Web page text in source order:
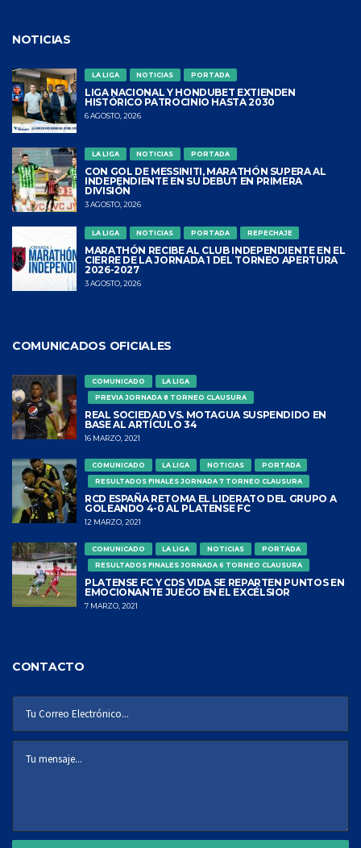
NOTICIAS
LA LIGA NOTICIAS PORTADA
LIGA NACIONAL Y HONDUBET EXTIENDEN
HISTÓRICO PATROCINIO HASTA 2030
6 AGOSTO, 2026
LA LIGA NOTICIAS PORTADA
CON GOL DE MESSINITI, MARATHÓN SUPERA AL
INDEPENDIENTE EN SU DEBUT EN PRIMERA
DIVISIÓN
3 AGOSTO, 2026
LA LIGA NOTICIAS PORTADA REPECHAJE
MARATHÓN RECIBE AL CLUB INDEPENDIENTE EN EL
CIERRE DE LA JORNADA 1 DEL TORNEO APERTURA
2026-2027
3 AGOSTO, 2026
COMUNICADOS OFICIALES
COMUNICADO
LA LIGA
PREVIA JORNADA 8 TORNEO CLAUSURA
REAL SOCIEDAD VS. MOTAGUA SUSPENDIDO EN
BASE AL ARTÍCULO 34
16 MARZO, 2021
COMUNICADO LA LIGA NOTICIAS
PORTADA
RESULTADOS FINALES JORNADA 7 TORNEO CLAUSURA
RCD ESPAÑA RETOMA EL LIDERATO DEL GRUPO A
GOLEANDO 4-0 AL PLATENSE FC
12 MARZO, 2021
COMUNICADO LA LIGA NOTICIAS
PORTADA
RESULTADOS FINALES JORNADA 6 TORNEO CLAUSURA
PLATENSE FC Y CDS VIDA SE REPARTEN PUNTOS EN
EMOCIONANTE JUEGO EN EL EXCÉLSIOR
7 MARZO, 2021
CONTACTO